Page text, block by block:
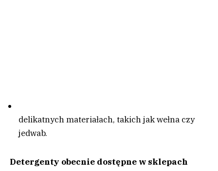
delikatnych materiałach, takich jak wełna czy
jedwab.
Detergenty obecnie dostępne w sklepach